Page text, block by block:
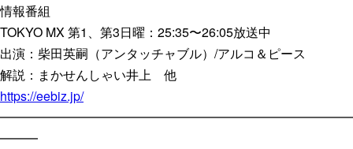
情報番組
TOKYO MX 第1、第3日曜：25:35〜26:05放送中
出演：柴田英嗣（アンタッチャブル）/アルコ＆ピース
解説：まかせんしゃい井上 他
https://eebiz.jp/
━━━━━━━━━━━━━━━━━━━━━━━━━━━━
━━━